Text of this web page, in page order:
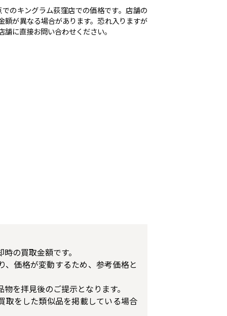
のキングラム荻窪店での価格です。店舗の
額が異なる場合があります。恐れ入りますが
に直接お問い合わせください。
の買取金額です。
、価格が変動するため、参考価格と
を拝見後のご提示となります。
取をした類似品を掲載している場合